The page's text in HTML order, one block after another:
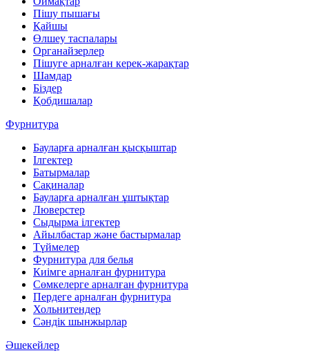
Пішу пышағы
Қайшы
Өлшеу таспалары
Органайзерлер
Пішуге арналған керек-жарақтар
Шамдар
Біздер
Қобдишалар
Фурнитура
Бауларға арналған қысқыштар
Ілгектер
Батырмалар
Сақиналар
Бауларға арналған ұштықтар
Люверстер
Сыдырма ілгектер
Айылбастар және бастырмалар
Түймелер
Фурнитура для белья
Киімге арналған фурнитура
Сөмкелерге арналған фурнитура
Пердеге арналған фурнитура
Хольнитендер
Сәндік шынжырлар
Әшекейлер